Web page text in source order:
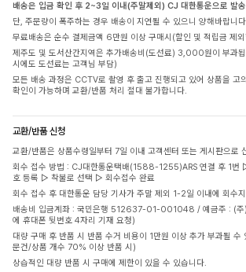
배송은 입금 확인 후 2~3일 이내(주말제외) CJ 대한통운으로 발
단, 주문량이 폭주하는 경우 배송이 지연될 수 있으니 양해바랍니
무료배송은 순수 결제금액 6만원 이상 구매시(할인 및 적립금 제
제주도 및 도서산간지역은 추가배송비(도선료) 3,000원이 부과
시에도 도선료는 고객님 부담)
모든 배송 과정은 CCTV로 촬영 후 출고 진행되고 있어 상품을 고
확인이 가능하며 교환/반품 처리 절대 불가합니다.
교환/반품 신청
교환/반품은 상품수령일부터 7일 이내 고객센터 또는 게시판으로
회수 접수 방법 : CJ대한통운택배(1588-1255)ARS 연결 후 1번
호 등록 ▷ 착불로 선택 ▷ 회수접수 완료
회수 접수 후 대한통운 담당 기사가 주말 제외 1-2일 이내에 회수
배송비 입금계좌 : 국민은행 512637-01-001048 / 예금주 : (주)
에 휴대폰 뒷번호 4자리 기재 요청)
대량 구매 후 반품 시 반품 수거 비용이 1만원 이상 추가 부과될
문건/상품 개수 70% 이상 반품 시)
상습적인 대량 반품 시 구매에 제한이 있을 수 있습니다.